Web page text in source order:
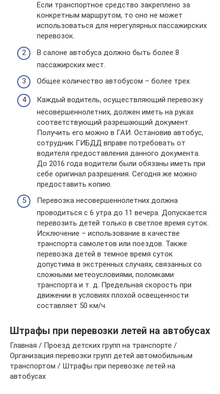
Если транспортное средство закреплено за
конкретным маршрутом, то оно не может
использоваться для нерегулярных пассажирских
перевозок.
В салоне автобуса должно быть более 8
пассажирских мест.
Общее количество автобусом – более трех.
Каждый водитель, осуществляющий перевозку
несовершеннолетних, должен иметь на руках
соответствующий разрешающий документ.
Получить его можно в ГАИ. Остановив автобус,
сотрудник ГИБДД вправе потребовать от
водителя предоставления данного документа.
До 2016 года водители были обязаны иметь при
себе оригинал разрешения. Сегодня же можно
предоставить копию.
Перевозка несовершеннолетних должна
проводиться с 6 утра до 11 вечера. Допускается
перевозить детей только в светлое время суток.
Исключение – использование в качестве
транспорта самолетов или поездов. Также
перевозка детей в темное время суток
допустима в экстренных случаях, связанных со
сложными метеоусловиями, поломками
транспорта и т. д. Предельная скорость при
движении в условиях плохой освещенности
составляет 50 км/ч.
Штрафы при перевозки летей на автобусах
Главная / Проезд детских групп на транспорте /
Организация перевозки групп детей автомобильным
транспортом / Штрафы при перевозке летей на
автобусах